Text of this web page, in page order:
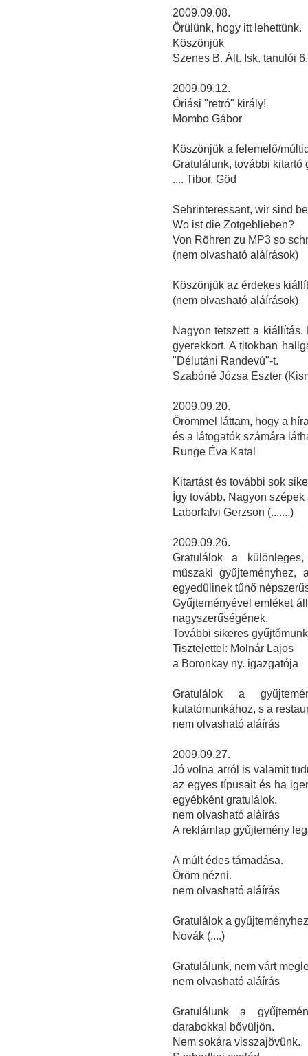
2009.09.08.
Örülünk, hogy itt lehettünk.
Köszönjük
Szenes B. Ált. Isk. tanulói
2009.09.12.
Óriási "retró" király!
Mombo Gábor
Köszönjük a felemelő/
Gratulálunk, további kitartó
.... Tibor, Göd
Sehrinteressant, wir sind
Wo ist die Zotgeblieben?
Von Röhren zu MP3 so
(nem olvasható aláírások)
Köszönjük az érdekes
(nem olvasható aláírások)
Nagyon tetszett a
gyerekkort. A titokban
"Délutáni Randevú"-t.
Szabóné Józsa Eszter
2009.09.20.
Örömmel láttam, hogy a
és a látogatók számára
Runge Éva Katal
Kitartást és további sok
Így tovább. Nagyon szépek
Laborfalvi Gerzson (.......)
2009.09.26.
Gratulálok a
műszaki
egyedülinek tűnő
Gyűjteményével emléket
nagyszerűségének.
További sikeres
Tisztelettel: Molnár Lajos
a Boronkay ny. igazgatója
Gratulálok a
kutatómunkához, s a
nem olvasható aláírás
2009.09.27.
Jó volna arról is valamit
az egyes típusait és ha
egyébként gratulálok.
nem olvasható aláírás
A reklámlap gyűjtemény
A múlt édes támadása.
Öröm nézni.
nem olvasható aláírás
Gratulálok a
Novák (....)
Gratulálunk, nem várt
nem olvasható aláírás
Gratulálunk a
darabokkal bővüljön.
Nem sokára visszajövünk.